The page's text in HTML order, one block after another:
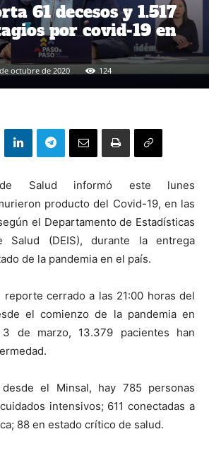
61 decesos y 1.517
por covid-19 en
octubre de 2020 124
Salud informó este lunes
producto del Covid-19, en las
el Departamento de Estadísticas
Salud (DEIS), durante la entrega
de la pandemia en el país.
reporte cerrado a las 21:00 horas del
el comienzo de la pandemia en
de marzo, 13.379 pacientes han
el Minsal, hay 785 personas
intensivos; 611 conectadas a
88 en estado crítico de salud.